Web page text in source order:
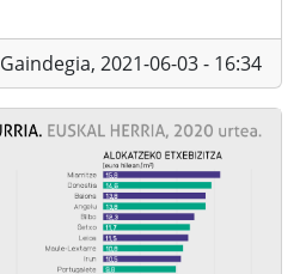
Gaindegia, 2021-06-03 - 16:34